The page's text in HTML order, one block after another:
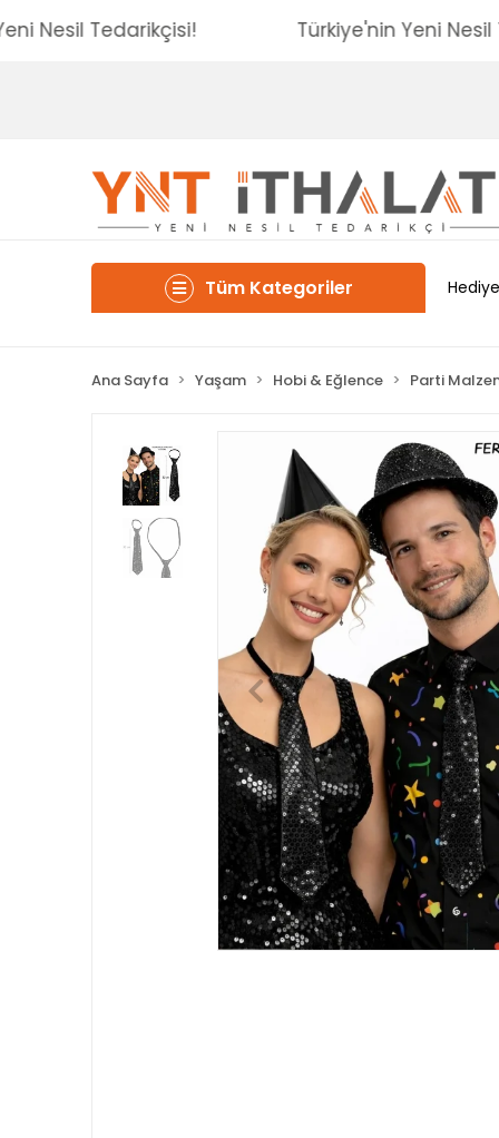
Yeni Nesil Tedarikçisi! Türkiye'nin Yeni
Tüm Kategoriler
Ana Sayfa Yaşam Hobi & Eğlence Parti